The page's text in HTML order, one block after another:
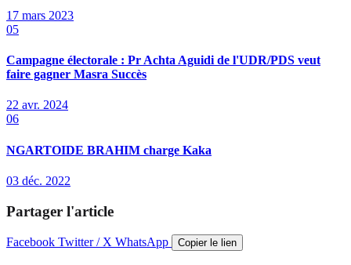
17 mars 2023
05
Campagne électorale : Pr Achta Aguidi de l'UDR/PDS veut
faire gagner Masra Succès
22 avr. 2024
06
NGARTOIDE BRAHIM charge Kaka
03 déc. 2022
Partager l'article
Facebook Twitter / X WhatsApp Copier le lien